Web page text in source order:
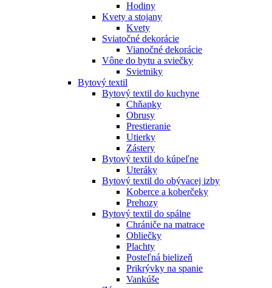
Hodiny
Kvety a stojany
Kvety
Sviatočné dekorácie
Vianočné dekorácie
Vône do bytu a sviečky
Svietniky
Bytový textil
Bytový textil do kuchyne
Chňapky
Obrusy
Prestieranie
Utierky
Zástery
Bytový textil do kúpeľne
Uteráky
Bytový textil do obývacej izby
Koberce a koberčeky
Prehozy
Bytový textil do spálne
Chrániče na matrace
Obliečky
Plachty
Posteľná bielizeň
Prikrývky na spanie
Vankúše